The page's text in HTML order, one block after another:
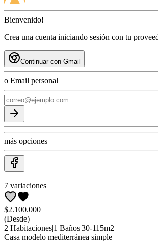
Bienvenido!
Crea una cuenta iniciando sesión con tu
Continuar con Gmail
o Email personal
más opciones
7 variaciones
$2.100.000
(Desde)
2 Habitaciones|1 Baños|30-115m2
Casa modelo mediterránea simple